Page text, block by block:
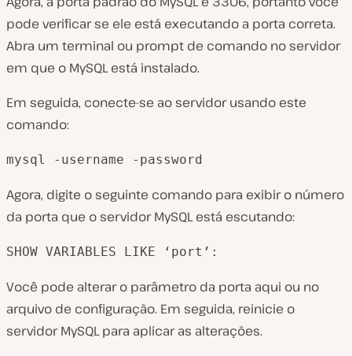
pode verificar se ele está executando a porta correta.
Abra um terminal ou prompt de comando no servidor
em que o MySQL está instalado.
Em seguida, conecte-se ao servidor usando este
comando:
mysql -username -password
Agora, digite o seguinte comando para exibir o número
da porta que o servidor MySQL está escutando:
SHOW VARIABLES LIKE ‘port’:
Você pode alterar o parâmetro da porta aqui ou no
arquivo de configuração. Em seguida, reinicie o
servidor MySQL para aplicar as alterações.